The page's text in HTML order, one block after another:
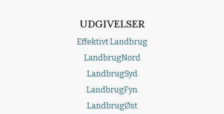
UDGIVELSER
Effektivt Landbrug
LandbrugNord
LandbrugSyd
LandbrugFyn
LandbrugØst